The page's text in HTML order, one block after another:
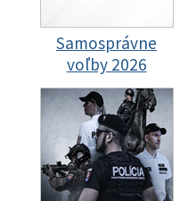
Samosprávne
voľby 2026